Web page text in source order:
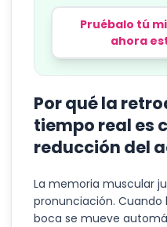
Pruébalo tú
ahora
Por qué la
tiempo real es
reducción del
La memoria muscular
pronunciación.
boca se mueve